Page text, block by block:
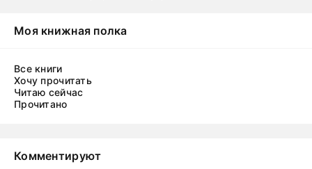
Моя книжная полка
Все книги
Хочу прочитать
Читаю сейчас
Прочитано
Комментируют